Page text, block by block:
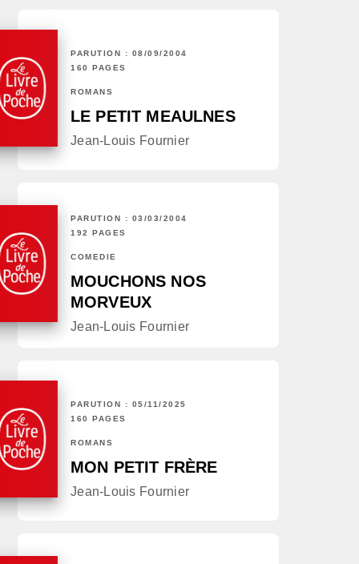
PARUTION : 08/09/2004
160 PAGES
ROMANS
LE PETIT MEAULNES
Jean-Louis Fournier
PARUTION : 03/03/2004
192 PAGES
COMÉDIE
MOUCHONS NOS
MORVEUX
Jean-Louis Fournier
PARUTION : 05/11/2025
160 PAGES
ROMANS
MON PETIT FRÈRE
Jean-Louis Fournier